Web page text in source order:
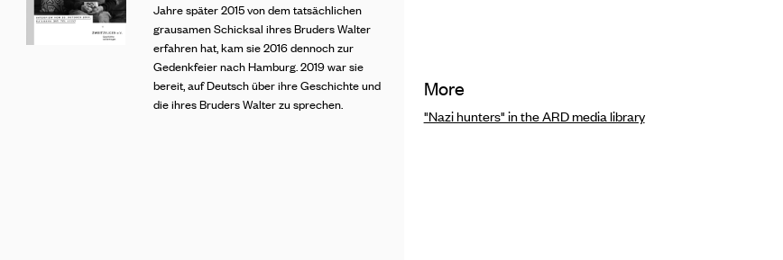
More
"Nazi hunters" in the ARD media library
Jahre später 2015 von dem tatsächlichen
grausamen Schicksal ihres Bruders Walter
erfahren hat, kam sie 2016 dennoch zur
Gedenkfeier nach Hamburg. 2019 war sie
bereit, auf Deutsch über ihre Geschichte und
die ihres Bruders Walter zu sprechen.